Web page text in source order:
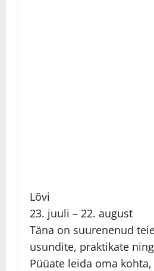
Lõvi
23. juuli – 22. august
Täna on suurenenud
usundite, praktikate
Püüate leida oma